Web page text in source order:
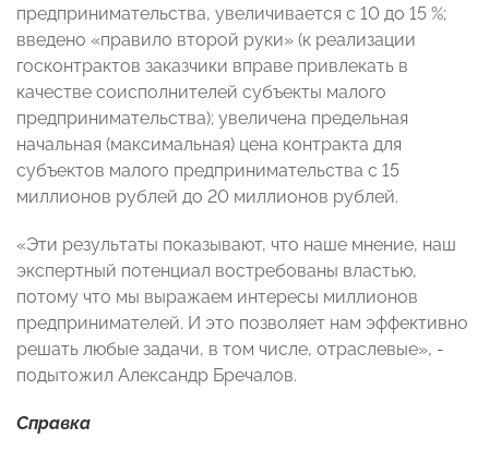
предпринимательства, увеличивается с 10 до 15 %;
введено «правило второй руки» (к реализации
госконтрактов заказчики вправе привлекать в
качестве соисполнителей субъекты малого
предпринимательства); увеличена предельная
начальная (максимальная) цена контракта для
субъектов малого предпринимательства с 15
миллионов рублей до 20 миллионов рублей.
«Эти результаты показывают, что наше мнение, наш
экспертный потенциал востребованы властью,
потому что мы выражаем интересы миллионов
предпринимателей. И это позволяет нам эффективно
решать любые задачи, в том числе, отраслевые», -
подытожил Александр Бречалов.
Справка